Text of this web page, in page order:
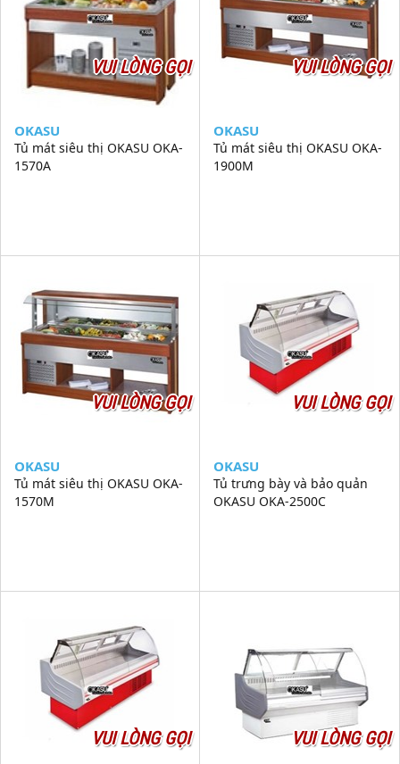
VUI LÒNG GỌI
OKASU
Tủ mát siêu thị OKASU OKA-
1570A
VUI LÒNG GỌI
OKASU
Tủ mát siêu thị OKASU OKA-
1900M
VUI LÒNG GỌI
OKASU
Tủ mát siêu thị OKASU OKA-
1570M
VUI LÒNG GỌI
OKASU
Tủ trưng bày và bảo quản
OKASU OKA-2500C
VUI LÒNG GỌI VUI LÒNG GỌI